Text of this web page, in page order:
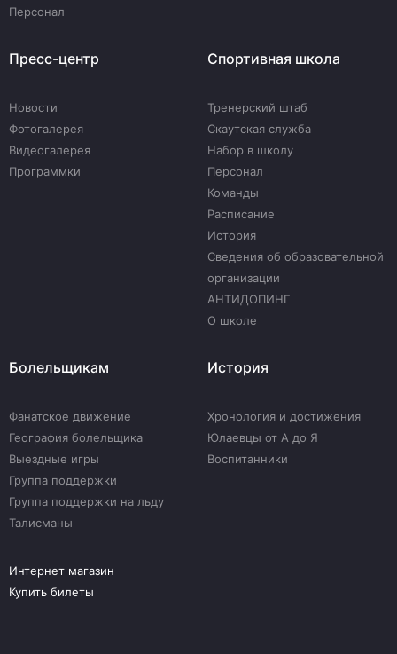
Персонал
Пресс-центр
Новости
Фотогалерея
Видеогалерея
Программки
Спортивная школа
Тренерский штаб
Скаутская служба
Набор в школу
Персонал
Команды
Расписание
История
Сведения об образовательной
организации
АНТИДОПИНГ
О школе
Болельщикам
Фанатское движение
География болельщика
Выездные игры
Группа поддержки
Группа поддержки на льду
Талисманы
История
Хронология и достижения
Юлаевцы от А до Я
Воспитанники
Интернет магазин
Купить билеты